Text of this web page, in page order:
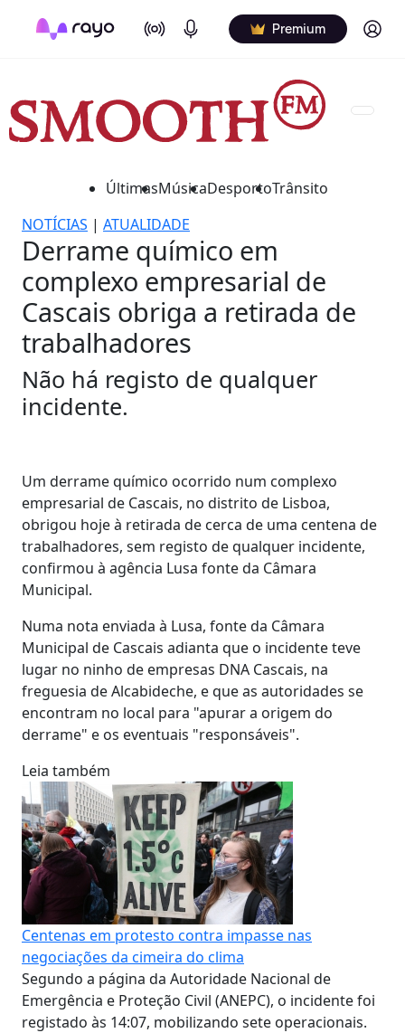
On Air Podcasts Premium Log in
ÚltimasMúsicaDesportoTrânsito
NOTÍCIAS | ATUALIDADE
Derrame químico em
complexo empresarial de
Cascais obriga a retirada de
trabalhadores
Não há registo de qualquer
incidente.
Um derrame químico ocorrido num complexo
empresarial de Cascais, no distrito de Lisboa,
obrigou hoje à retirada de cerca de uma centena de
trabalhadores, sem registo de qualquer incidente,
confirmou à agência Lusa fonte da Câmara
Municipal.
Numa nota enviada à Lusa, fonte da Câmara
Municipal de Cascais adianta que o incidente teve
lugar no ninho de empresas DNA Cascais, na
freguesia de Alcabideche, e que as autoridades se
encontram no local para "apurar a origem do
derrame" e os eventuais "responsáveis".
Leia também
Centenas em protesto contra impasse nas
negociações da cimeira do clima
Segundo a página da Autoridade Nacional de
Emergência e Proteção Civil (ANEPC), o incidente foi
registado às 14:07, mobilizando sete operacionais.